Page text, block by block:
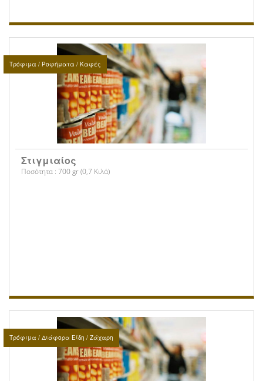
Τρόφιμα / Ροφήματα / Καφές
Στιγμιαίος
Ποσότητα : 700 gr (0,7 Κιλά)
Τρόφιμα / Διάφορα Είδη / Ζάχαρη